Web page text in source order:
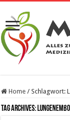
Home / Schlagwort:
Tag Archives: